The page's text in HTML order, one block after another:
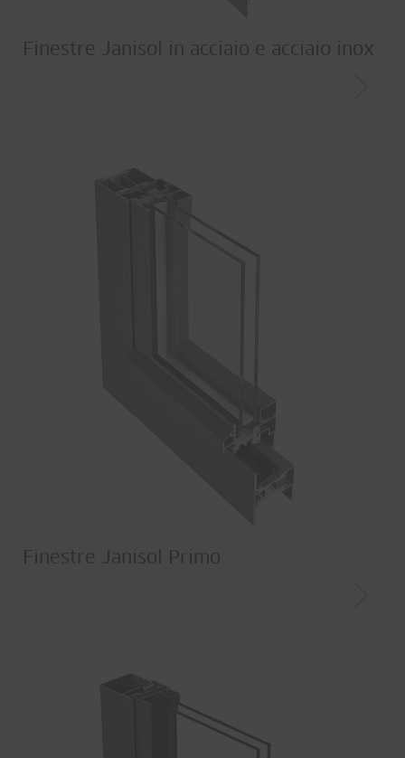
Finestre Janisol in acciaio e acciaio inox
Finestre Janisol Primo